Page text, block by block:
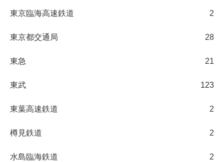
東京臨海高速鉄道 2
東京都交通局 28
東急 21
東武 123
東葉高速鉄道 2
樽見鉄道 2
水島臨海鉄道 2